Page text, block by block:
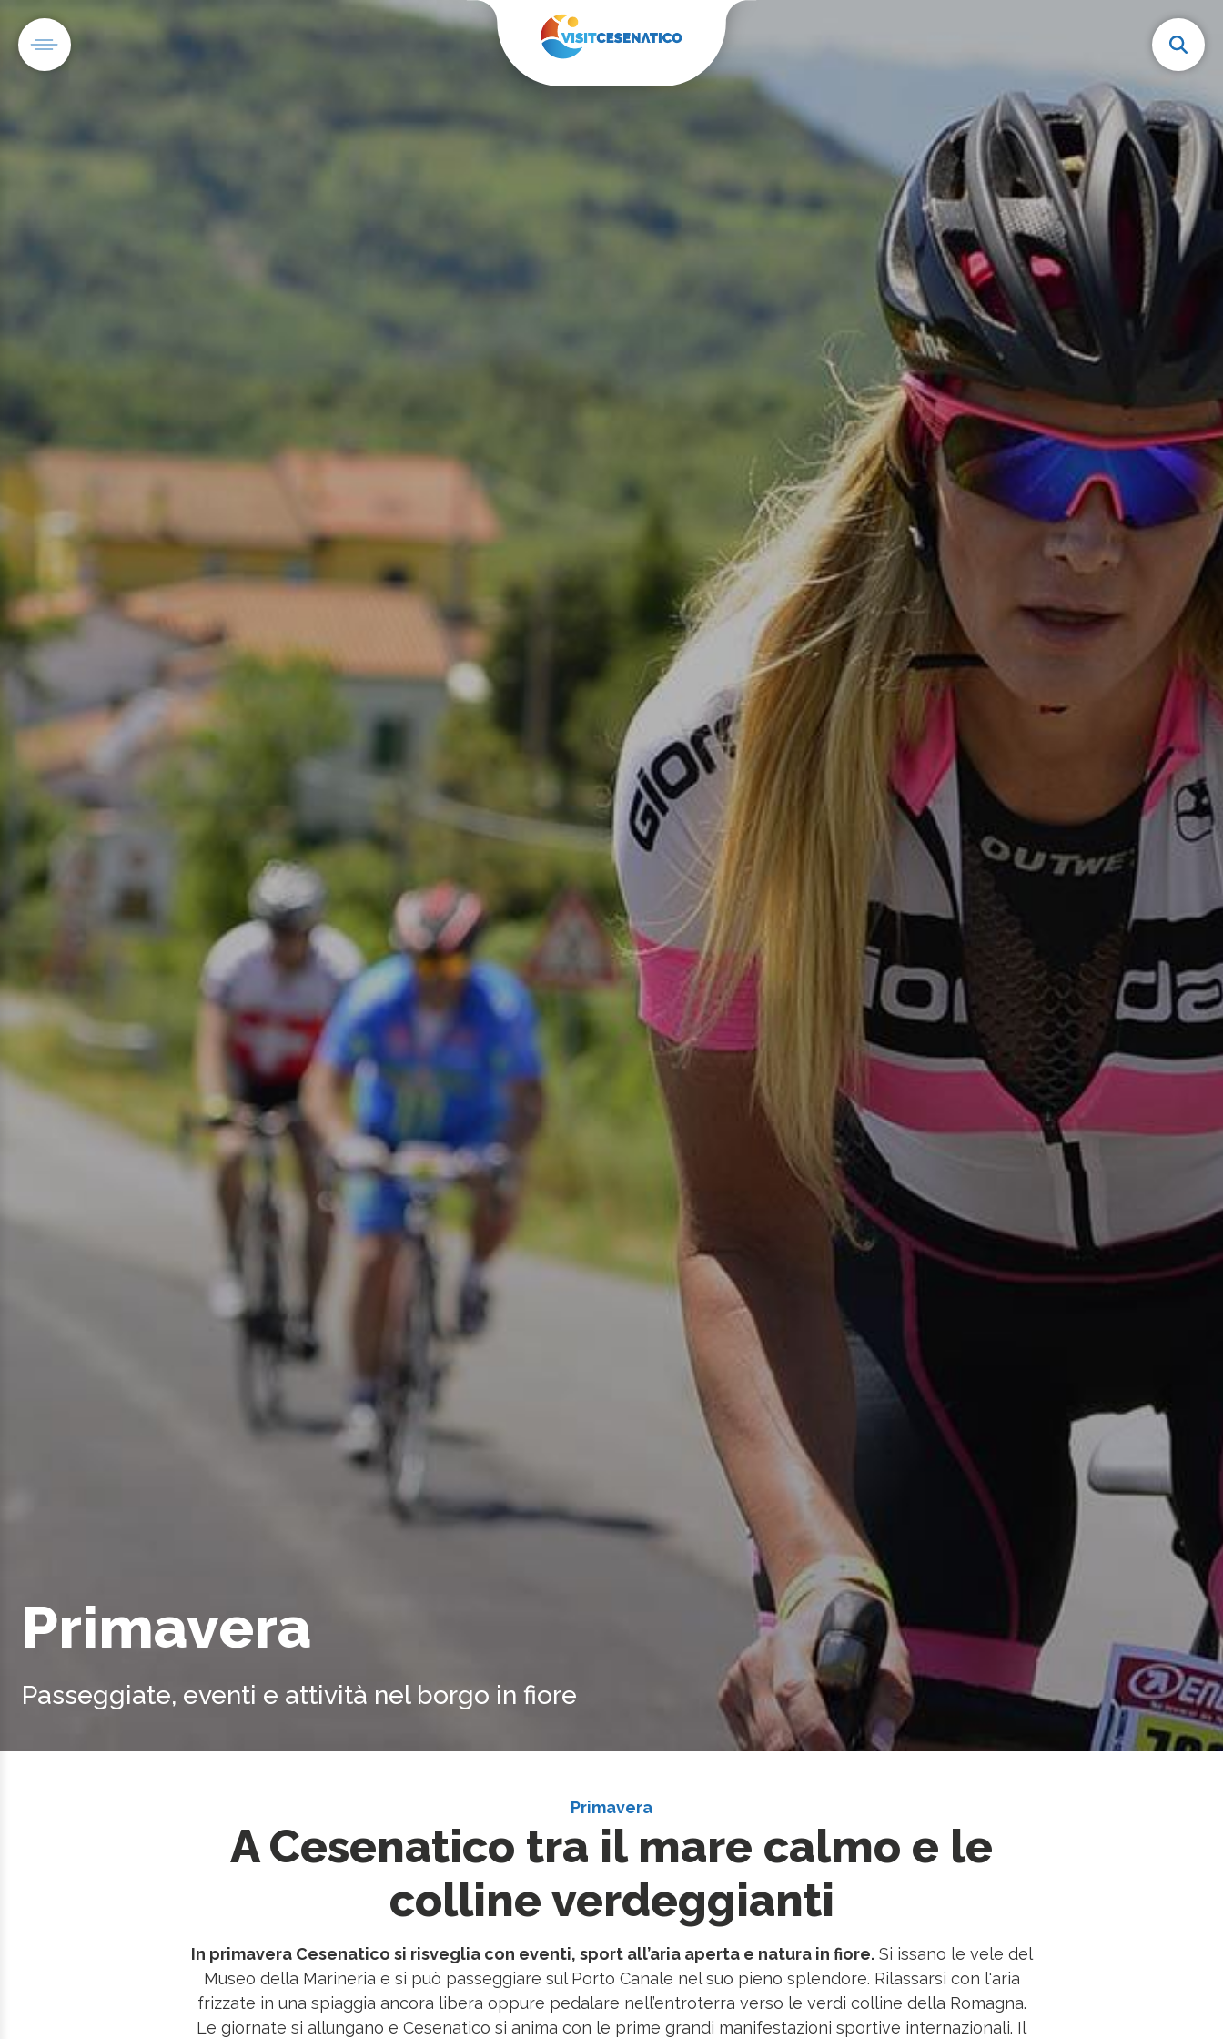
Primavera
Passeggiate, eventi e attività nel borgo in fiore
Primavera
A Cesenatico tra il mare calmo e le
colline verdeggianti
In primavera Cesenatico si risveglia con eventi, sport all’aria aperta e natura in fiore.Si issano le vele del
Museo della Marineria e si può passeggiare sul Porto Canale nel suo pieno splendore. Rilassarsi con l'aria
frizzate in una spiaggia ancora libera oppure pedalare nell’entroterra verso le verdi colline della Romagna.
Le giornate si allungano e Cesenatico si anima con le prime grandi manifestazioni sportive internazionali. Il